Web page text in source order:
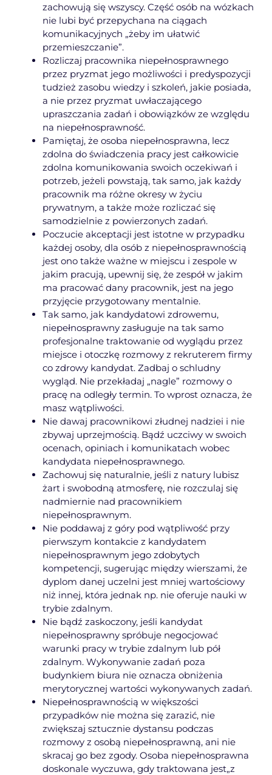
zachowują się wszyscy. Część osób na wózkach
nie lubi być przepychana na ciągach
komunikacyjnych „żeby im ułatwić
przemieszczanie”.
Rozliczaj pracownika niepełnosprawnego
przez pryzmat jego możliwości i predyspozycji
tudzież zasobu wiedzy i szkoleń, jakie posiada,
a nie przez pryzmat uwłaczającego
upraszczania zadań i obowiązków ze względu
na niepełnosprawność.
Pamiętaj, że osoba niepełnosprawna, lecz
zdolna do świadczenia pracy jest całkowicie
zdolna komunikowania swoich oczekiwań i
potrzeb, jeżeli powstają, tak samo, jak każdy
pracownik ma różne okresy w życiu
prywatnym, a także może rozliczać się
samodzielnie z powierzonych zadań.
Poczucie akceptacji jest istotne w przypadku
każdej osoby, dla osób z niepełnosprawnością
jest ono także ważne w miejscu i zespole w
jakim pracują, upewnij się, że zespół w jakim
ma pracować dany pracownik, jest na jego
przyjęcie przygotowany mentalnie.
Tak samo, jak kandydatowi zdrowemu,
niepełnosprawny zasługuje na tak samo
profesjonalne traktowanie od wyglądu przez
miejsce i otoczkę rozmowy z rekruterem firmy
co zdrowy kandydat. Zadbaj o schludny
wygląd. Nie przekładaj „nagle” rozmowy o
pracę na odległy termin. To wprost oznacza, że
masz wątpliwości.
Nie dawaj pracownikowi złudnej nadziei i nie
zbywaj uprzejmością. Bądź uczciwy w swoich
ocenach, opiniach i komunikatach wobec
kandydata niepełnosprawnego.
Zachowuj się naturalnie, jeśli z natury lubisz
żart i swobodną atmosferę, nie rozczulaj się
nadmiernie nad pracownikiem
niepełnosprawnym.
Nie poddawaj z góry pod wątpliwość przy
pierwszym kontakcie z kandydatem
niepełnosprawnym jego zdobytych
kompetencji, sugerując między wierszami, że
dyplom danej uczelni jest mniej wartościowy
niż innej, która jednak np. nie oferuje nauki w
trybie zdalnym.
Nie bądź zaskoczony, jeśli kandydat
niepełnosprawny spróbuje negocjować
warunki pracy w trybie zdalnym lub pół
zdalnym. Wykonywanie zadań poza
budynkiem biura nie oznacza obniżenia
merytorycznej wartości wykonywanych zadań.
Niepełnosprawnością w większości
przypadków nie można się zarazić, nie
zwiększaj sztucznie dystansu podczas
rozmowy z osobą niepełnosprawną, ani nie
skracaj go bez zgody. Osoba niepełnosprawna
doskonale wyczuwa, gdy traktowana jest„z